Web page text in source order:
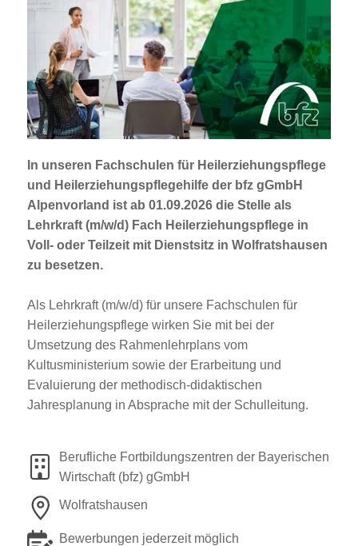
Jobportal
Presse und Medien
bbw e. V.
Karriere
Presse
News Archiv
In unseren Fachschulen für Heilerziehungspflege
und Heilerziehungspflegehilfe der bfz gGmbH
Alpenvorland ist ab 01.09.2026 die Stelle als
Lehrkraft (m/w/d) Fach Heilerziehungspflegein
Voll- oder Teilzeit mit Dienstsitz in Wolfratshausen
zu besetzen.
Als Lehrkraft (m/w/d) für unsere Fachschulen für
Heilerziehungspflege wirken Sie mit bei der
Umsetzung des Rahmenlehrplans vom
Kultusministerium sowie der Erarbeitung und
Evaluierung der methodisch-didaktischen
Jahresplanung in Absprache mit der Schulleitung.
Berufliche Fortbildungszentren der Bayerischen
Wirtschaft (bfz) gGmbH
Wolfratshausen
Bewerbungen jederzeit möglich